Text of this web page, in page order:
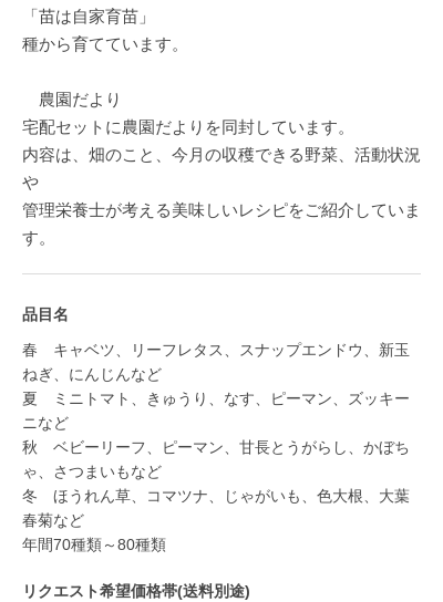
「苗は自家育苗」
種から育てています。
農園だより
宅配セットに農園だよりを同封しています。
内容は、畑のこと、今月の収穫できる野菜、活動状況
や
管理栄養士が考える美味しいレシピをご紹介していま
す。
品目名
春 キャベツ、リーフレタス、スナップエンドウ、新玉
ねぎ、にんじんなど
夏 ミニトマト、きゅうり、なす、ピーマン、ズッキー
ニなど
秋 ベビーリーフ、ピーマン、甘長とうがらし、かぼち
ゃ、さつまいもなど
冬 ほうれん草、コマツナ、じゃがいも、色大根、大葉
春菊など
年間70種類～80種類
リクエスト希望価格帯(送料別途)